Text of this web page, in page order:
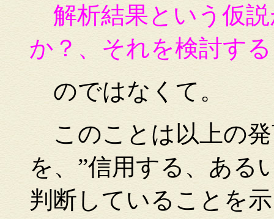
解析結果という仮
か？、それを検討する
のではなくて。
このことは以上の
を、”信用する、ある
判断していることを